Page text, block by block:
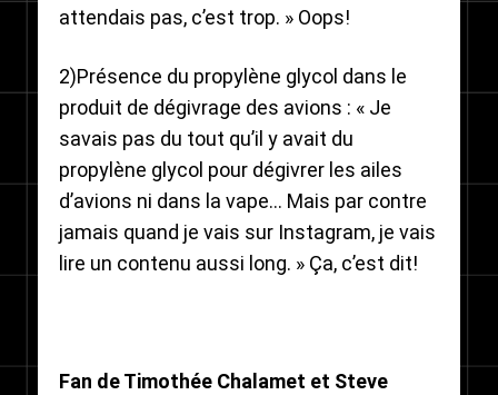
attendais pas, c’est trop. » Oops!
2)Présence du propylène glycol dans le
produit de dégivrage des avions : « Je
savais pas du tout qu’il y avait du
propylène glycol pour dégivrer les ailes
d’avions ni dans la vape… Mais par contre
jamais quand je vais sur Instagram, je vais
lire un contenu aussi long. » Ça, c’est dit!
Fan de Timothée Chalamet et Steve